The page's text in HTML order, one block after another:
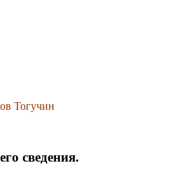
Тогучин
сведения.